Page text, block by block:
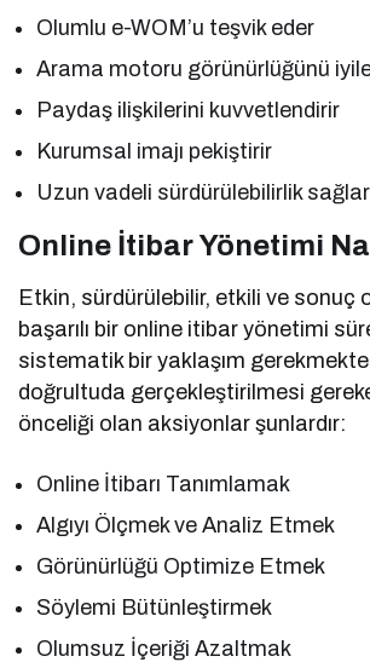
Olumlu e-WOM’u teşvik eder
Arama motoru görünürlüğünü
Paydaş ilişkilerini kuvvetlendirir
Kurumsal imajı pekiştirir
Uzun vadeli sürdürülebilirlik sağlar
Online İtibar Yönetimi
Etkin, sürdürülebilir, etkili ve sonuç
başarılı bir online itibar yönetimi
sistematik bir yaklaşım
doğrultuda gerçekleştirilmesi
önceliği olan aksiyonlar şunlardır:
Online İtibarı Tanımlamak
Algıyı Ölçmek ve Analiz Etmek
Görünürlüğü Optimize Etmek
Söylemi Bütünleştirmek
Olumsuz İçeriği Azaltmak